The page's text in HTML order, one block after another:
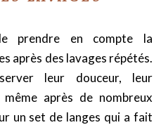
prendre en compte la
après des lavages répétés.
leur douceur, leur
après de nombreux
un set de langes qui a fait